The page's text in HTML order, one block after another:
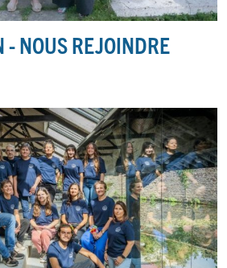
- NOUS REJOINDRE